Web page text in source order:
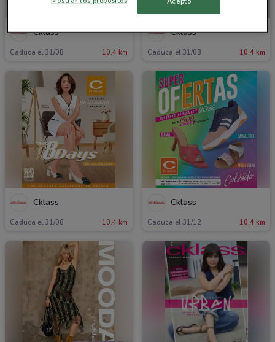
Cklass
Caduca el 31/08 10.4 km
Cklass
Caduca el 31/08 10.4 km
Cklass
Caduca el 31/08 10.4 km
Cklass
Caduca el 31/12 10.4 km